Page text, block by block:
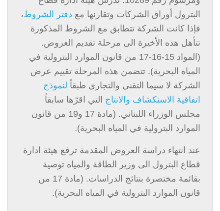
البترول أوراق الشركات وتقارنها مع دفتر الشروط،
فإذا كانت الشركة تتطابق مع الشروط المذكورة
تتأهل هذه الأخيرة الى مرحلة تقديم العروض.
(المواد 15-16-17 من قانون الموارد البترولية في
المياه البحرية). تتضمن هذه المرحلة تقييم عرض
الشركة لا سيما التقني والتجاري طبقاً لنموذج
اتفاقية الاستكشاف والانتاج التي اقرّها سابقاً
مجلس الوزراء اللبناني. (مادة 17 و19 من قانون
الموارد البترولية في المياه البحرية).
عند انتهاء دراسة العروض المقدمة ترفع هيئة ادارة
قطاع البترول الى وزير الطاقة والمياه توصية
بقائمة مختصرة بنتائج الدراسات. (مادة 17 من
قانون الموارد البترولية في المياه البحرية).